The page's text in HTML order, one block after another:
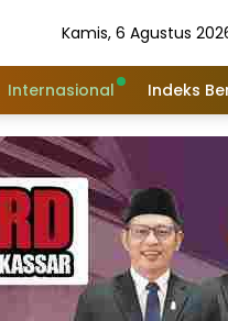
Kamis, 6 Agustus
Internasional Indeks